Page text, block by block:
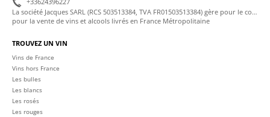
La société Jacques SARL (RCS 503513384, TVA FR01503513384) gère pour le compte de La Cave des Sommeliers les transactions bancaires et la facturation
pour la vente de vins et alcools livrés en France Métropolitaine
TROUVEZ UN VIN
Vins de France
Vins hors France
Les bulles
Les blancs
Les rosés
Les rouges